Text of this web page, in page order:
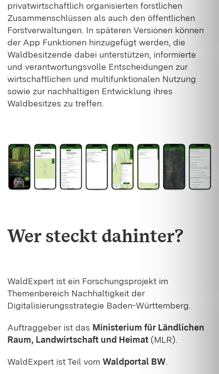
privatwirtschaftlich organisierten forstlichen
Zusammenschlüssen als auch den öffentlichen
Forstverwaltungen. In späteren Versionen können
der App Funktionen hinzugefügt werden, die
Waldbesitzende dabei unterstützen, informierte
und verantwortungsvolle Entscheidungen zur
wirtschaftlichen und multifunktionalen Nutzung
sowie zur nachhaltigen Entwicklung ihres
Waldbesitzes zu treffen.
Wer steckt dahinter?
WaldExpert ist ein Forschungsprojekt im
Themenbereich Nachhaltigkeit der
Digitalisierungsstrategie Baden-Württemberg.
Auftraggeber ist das Ministerium für Ländlichen
Raum, Landwirtschaft und Heimat (MLR).
WaldExpert ist Teil vom Waldportal BW.